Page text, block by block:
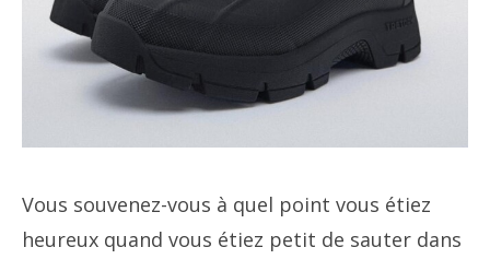
Vous souvenez-vous à quel point vous étiez
heureux quand vous étiez petit de sauter dans